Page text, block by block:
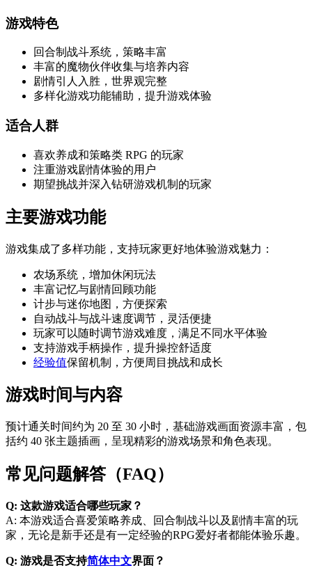
游戏特色
回合制战斗系统，策略丰富
丰富的魔物伙伴收集与培养内容
剧情引人入胜，世界观完整
多样化游戏功能辅助，提升游戏体验
适合人群
喜欢养成和策略类 RPG 的玩家
注重游戏剧情体验的用户
期望挑战并深入钻研游戏机制的玩家
主要游戏功能
游戏集成了多样功能，支持玩家更好地体验游戏魅力：
农场系统，增加休闲玩法
丰富记忆与剧情回顾功能
计步与迷你地图，方便探索
自动战斗与战斗速度调节，灵活便捷
玩家可以随时调节游戏难度，满足不同水平体验
支持游戏手柄操作，提升操控舒适度
经验值保留机制，方便周目挑战和成长
游戏时间与内容
预计通关时间约为 20 至 30 小时，基础游戏画面资源丰富，包
括约 40 张主题插画，呈现精彩的游戏场景和角色表现。
常见问题解答（FAQ）
Q: 这款游戏适合哪些玩家？
A: 本游戏适合喜爱策略养成、回合制战斗以及剧情丰富的玩
家，无论是新手还是有一定经验的RPG爱好者都能体验乐趣。
Q: 游戏是否支持简体中文界面？